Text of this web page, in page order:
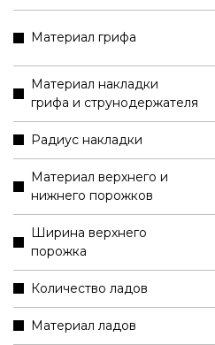
Материал грифа
Материал накладки
грифа и струнодержателя
Радиус накладки
Материал верхнего и
нижнего порожков
Ширина верхнего
порожка
Количество ладов
Материал ладов